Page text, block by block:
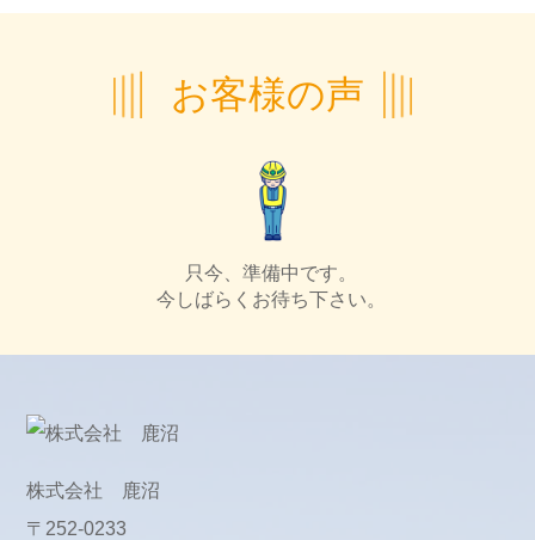
お客様の声
只今、準備中です。
今しばらくお待ち下さい。
株式会社 鹿沼
〒252-0233